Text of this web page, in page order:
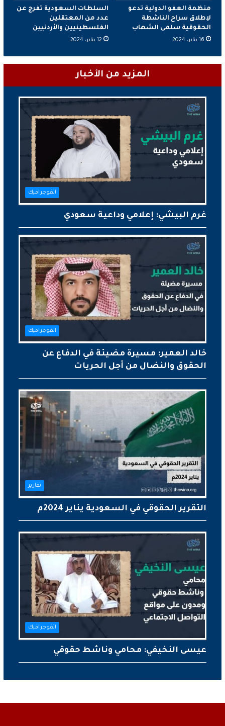
منظمة العفو الدولية تدعو
لإطلاق سراح الناشطة
الحقوقية سلمى الشهاب
16 يناير، 2024
السلطات السعودية تفرج عن
عدد من المعتقلين
الفلسطينيين والأردنيين
12 يناير، 2024
المزيد من الأخبار
انفوجرافيك
غرم البيشي: إعلامي وداعية سعودي
انفوجرافيك
خالد العمير: مسيرة مضيئة في الدفاع عن
الحقوق والنضال من أجل الحريات
تقارير
التقرير الحقوقي في السعودية يناير 2024م
انفوجرافيك
عيسى النخيفي: محامي وناشط حقوقي